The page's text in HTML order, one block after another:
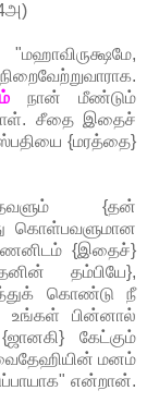
நான் மீண்டும்
சீதை இதைச்
{மரத்தை}
{தன்
கொள்பவளுமான
{இதைச்}
தம்பியே},
கொண்டு நீ
உங்கள் பின்னால்
கேட்கும்
மனம்
என்றான்.